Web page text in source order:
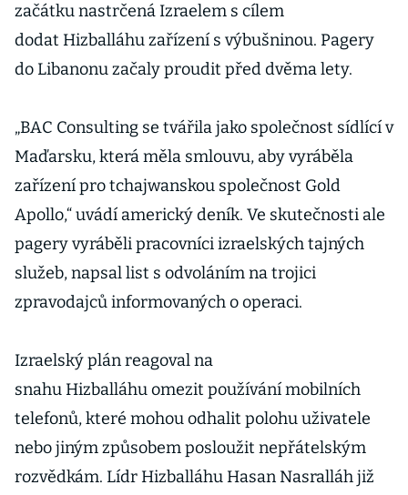
začátku nastrčená Izraelem s cílem
dodat Hizballáhu zařízení s výbušninou. Pagery
do Libanonu začaly proudit před dvěma lety.
„BAC Consulting se tvářila jako společnost sídlící v
Maďarsku, která měla smlouvu, aby vyráběla
zařízení pro tchajwanskou společnost Gold
Apollo,“ uvádí americký deník. Ve skutečnosti ale
pagery vyráběli pracovníci izraelských tajných
služeb, napsal list s odvoláním na trojici
zpravodajců informovaných o operaci.
Izraelský plán reagoval na
snahu Hizballáhu omezit používání mobilních
telefonů, které mohou odhalit polohu uživatele
nebo jiným způsobem posloužit nepřátelským
rozvědkám. Lídr Hizballáhu Hasan Nasralláh již